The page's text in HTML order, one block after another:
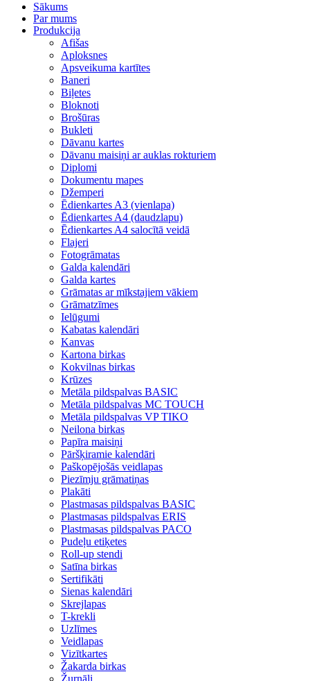
Sākums
Par mums
Produkcija
Afišas
Aploksnes
Apsveikuma kartītes
Baneri
Biļetes
Bloknoti
Brošūras
Bukleti
Dāvanu kartes
Dāvanu maisiņi ar auklas rokturiem
Diplomi
Dokumentu mapes
Džemperi
Ēdienkartes A3 (vienlapa)
Ēdienkartes A4 (daudzlapu)
Ēdienkartes A4 salocītā veidā
Flajeri
Fotogrāmatas
Galda kalendāri
Galda kartes
Grāmatas ar mīkstajiem vākiem
Grāmatzīmes
Ielūgumi
Kabatas kalendāri
Kanvas
Kartona birkas
Kokvilnas birkas
Krūzes
Metāla pildspalvas BASIC
Metāla pildspalvas MC TOUCH
Metāla pildspalvas VP TIKO
Neilona birkas
Papīra maisiņi
Pāršķiramie kalendāri
Paškopējošās veidlapas
Piezīmju grāmatiņas
Plakāti
Plastmasas pildspalvas BASIC
Plastmasas pildspalvas ERIS
Plastmasas pildspalvas PACO
Pudeļu etiķetes
Roll-up stendi
Satīna birkas
Sertifikāti
Sienas kalendāri
Skrejlapas
T-krekli
Uzlīmes
Veidlapas
Vizītkartes
Žakarda birkas
Žurnāli